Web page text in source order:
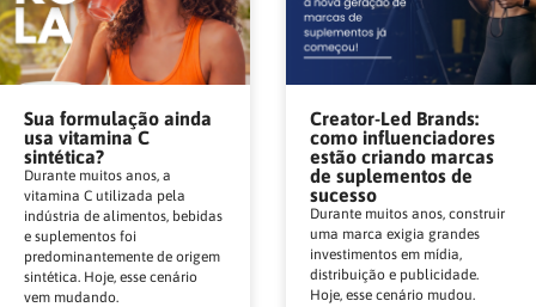
Sua formulação ainda
usa vitamina C
sintética?
Durante muitos anos, a
vitamina C utilizada pela
indústria de alimentos, bebidas
e suplementos foi
predominantemente de origem
sintética. Hoje, esse cenário
vem mudando.
Creator-Led Brands:
como influenciadores
estão criando marcas
de suplementos de
sucesso
Durante muitos anos, construir
uma marca exigia grandes
investimentos em mídia,
distribuição e publicidade.
Hoje, esse cenário mudou.